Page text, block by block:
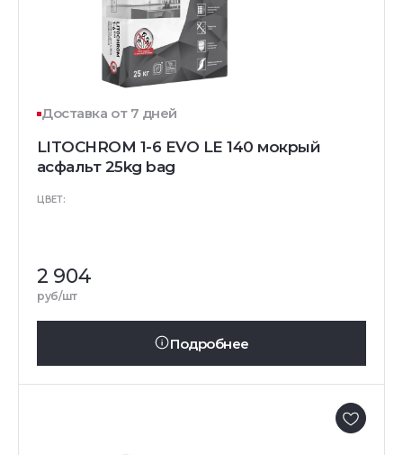
Доставка от 7 дней
LITOCHROM 1-6 EVO LE 140 мокрый
асфальт 25kg bag
ЦВЕТ:
2 904
руб/шт
Подробнее